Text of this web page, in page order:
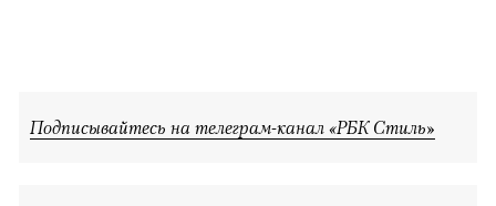
Подписывайтесь на телеграм-канал «РБК Стиль»